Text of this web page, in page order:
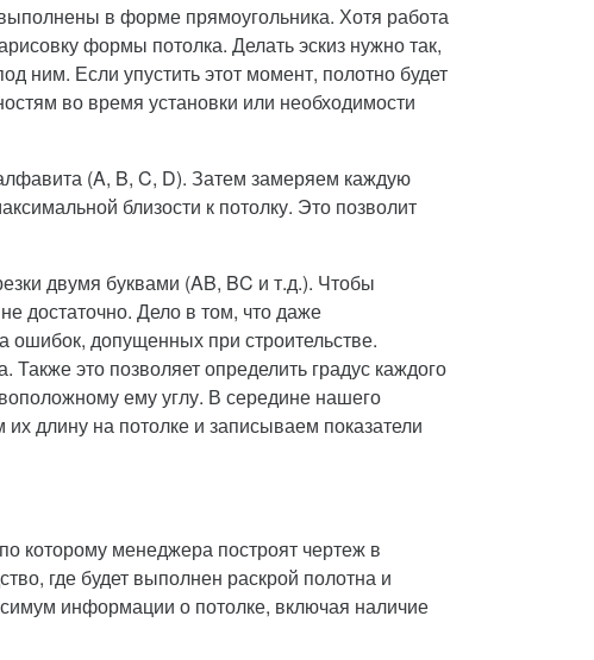
в форме прямоугольника. Хотя работа
формы потолка. Делать эскиз нужно так,
ним. Если упустить этот момент, полотно будет
во время установки или необходимости
(A, B, C, D). Затем замеряем каждую
близости к потолку. Это позволит
двумя буквами (AB, BC и т.д.). Чтобы
достаточно. Дело в том, что даже
ошибок, допущенных при строительстве.
это позволяет определить градус каждого
ему углу. В середине нашего
длину на потолке и записываем показатели
которому менеджера построят чертеж в
где будет выполнен раскрой полотна и
информации о потолке, включая наличие